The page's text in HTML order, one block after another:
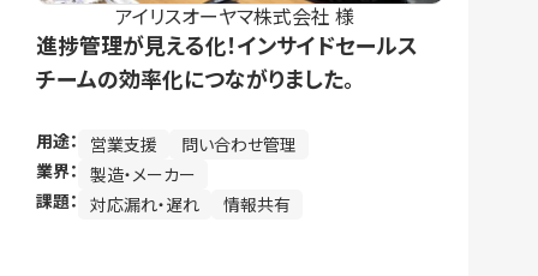
アイリスオーヤマ株式会社 様
進捗管理が見える化！インサイドセールス
チームの効率化につながりました。
用途： 営業支援
問い合わせ管理
業界： 製造・メーカー
課題： 対応漏れ・遅れ 情報共有